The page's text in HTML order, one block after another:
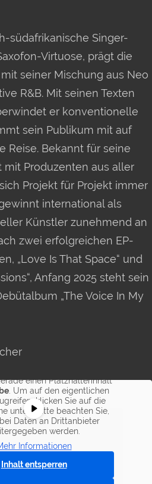
südafrikanische Singer-
Virtuose, prägt die
seiner Mischung aus Neo
R&B. Mit seinen Texten
er konventionelle
sein Publikum mit auf
Reise. Bekannt für seine
mit Produzenten aus aller
Projekt für Projekt immer
international als
Künstler zunehmend an
zwei erfolgreichen EP-
„Love Is That Space“ und
Anfang 2025 steht sein
„The Voice In My
einen Platzhalterinhalt
. Um auf den eigentlichen
klicken Sie auf die
unten. Bitte beachten Sie,
Daten an Drittanbieter
werden.
Informationen
Inhalt entsperren